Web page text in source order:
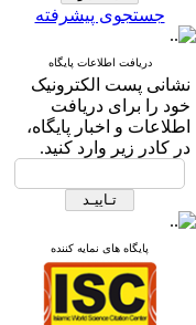
جستجوی پیشرفته
دریافت اطلاعات پایگاه
نشانی پست الکترونیک
خود را برای دریافت
اطلاعات و اخبار پایگاه،
در کادر زیر وارد کنید.
پایگاه های نمایه کننده